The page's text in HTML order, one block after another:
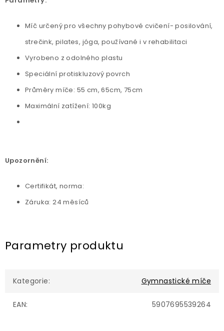
Míč určený pro všechny pohybové cvičení- posilování,
strečink, pilates, jóga, používané i v rehabilitaci
Vyrobeno z odolného plastu
Speciální protiskluzový povrch
Průměry míče: 55 cm, 65cm, 75cm
Maximální zatížení: 100kg
Upozornění:
Certifikát, norma:
Záruka: 24 měsíců
Parametry produktu
Kategorie: Gymnastické míče
EAN: 5907695539264